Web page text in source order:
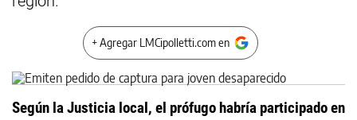
+ Agregar LMCipolletti.com en
Según la Justicia local, el prófugo habría participado en